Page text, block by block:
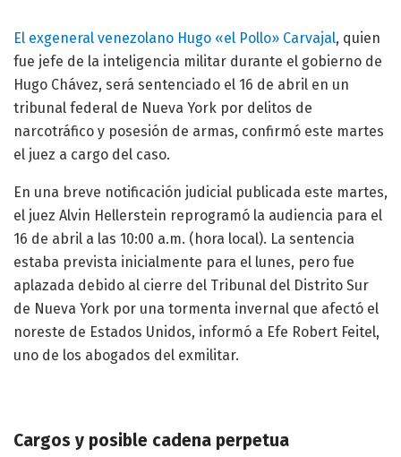
El exgeneral venezolano Hugo «el Pollo» Carvajal, quien
fue jefe de la inteligencia militar durante el gobierno de
Hugo Chávez, será sentenciado el 16 de abril en un
tribunal federal de Nueva York por delitos de
narcotráfico y posesión de armas, confirmó este martes
el juez a cargo del caso.
En una breve notificación judicial publicada este martes,
el juez Alvin Hellerstein reprogramó la audiencia para el
16 de abril a las 10:00 a.m. (hora local). La sentencia
estaba prevista inicialmente para el lunes, pero fue
aplazada debido al cierre del Tribunal del Distrito Sur
de Nueva York por una tormenta invernal que afectó el
noreste de Estados Unidos, informó a Efe Robert Feitel,
uno de los abogados del exmilitar.
Cargos y posible cadena perpetua